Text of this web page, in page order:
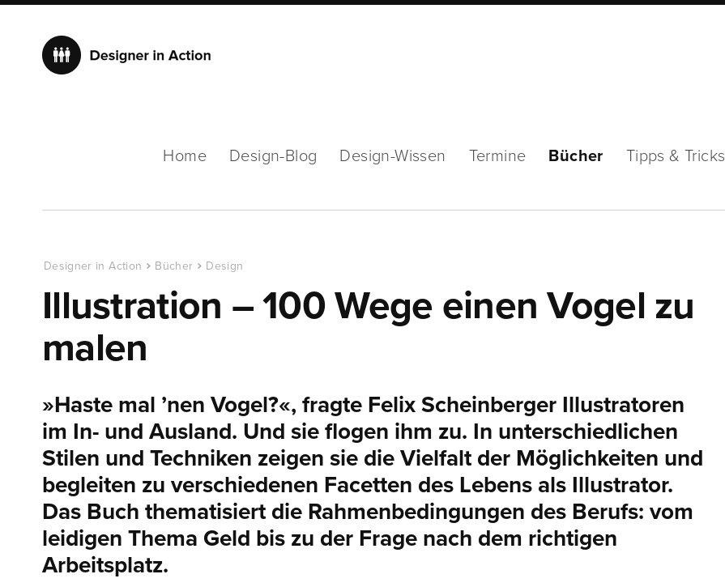
Home Design-Blog Design-Wissen Termine Bücher Tipps & Tricks
Designer in Action Bücher Design
Illustration – 100 Wege einen Vogel zu
malen
»Haste mal ’nen Vogel?«, fragte Felix Scheinberger Illustratoren
im In- und Ausland. Und sie flogen ihm zu. In unterschiedlichen
Stilen und Techniken zeigen sie die Vielfalt der Möglichkeiten und
begleiten zu verschiedenen Facetten des Lebens als Illustrator.
Das Buch thematisiert die Rahmenbedingungen des Berufs: vom
leidigen Thema Geld bis zu der Frage nach dem richtigen
Arbeitsplatz.